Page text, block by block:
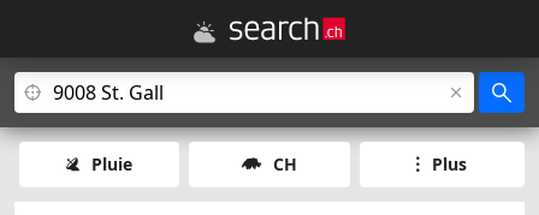
Pluie CH Plus